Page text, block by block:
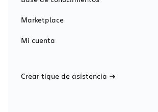
Marketplace
Mi cuenta
Crear tique de asistencia